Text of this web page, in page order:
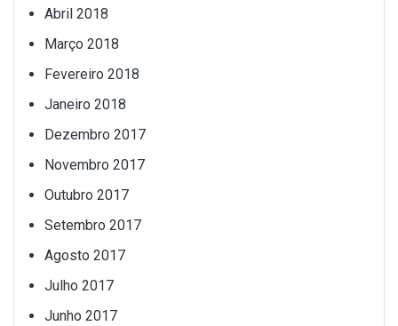
Abril 2018
Março 2018
Fevereiro 2018
Janeiro 2018
Dezembro 2017
Novembro 2017
Outubro 2017
Setembro 2017
Agosto 2017
Julho 2017
Junho 2017